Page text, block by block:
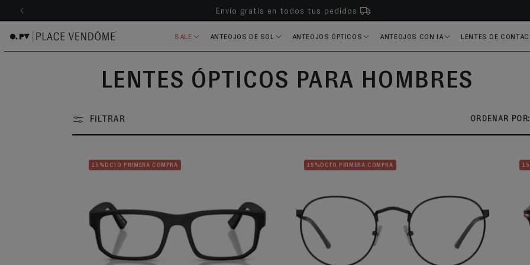
al contenido Envío gratis en todos tus pedidos
SALE ANTEOJOS DE SOL ANTEOJOS ÓPTICOS ANTEOJOS CON IA LENTES DE
LENTES ÓPTICOS PARA HOMBRES
FILTRAR ORDENAR POR:
15%DCTO PRIMERA COMPRA 15%DCTO PRIMERA COMPRA